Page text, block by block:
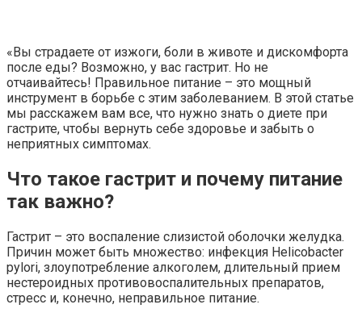
«Вы страдаете от изжоги, боли в животе и дискомфорта
после еды? Возможно, у вас гастрит. Но не
отчаивайтесь! Правильное питание – это мощный
инструмент в борьбе с этим заболеванием. В этой статье
мы расскажем вам все, что нужно знать о диете при
гастрите, чтобы вернуть себе здоровье и забыть о
неприятных симптомах.
Что такое гастрит и почему питание
так важно?
Гастрит – это воспаление слизистой оболочки желудка.
Причин может быть множество: инфекция Helicobacter
pylori, злоупотребление алкоголем, длительный прием
нестероидных противовоспалительных препаратов,
стресс и, конечно, неправильное питание.